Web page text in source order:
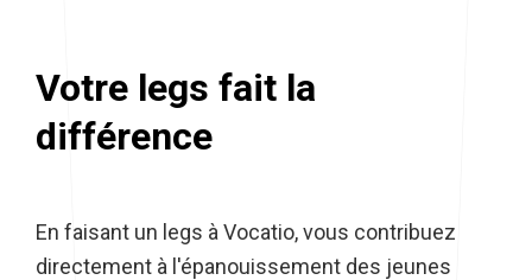
Votre legs fait la
différence
En faisant un legs à Vocatio, vous contribuez
directement à l'épanouissement des jeunes